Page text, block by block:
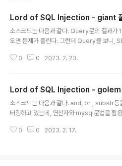
Lord of SQL Injection - giant
소스코드는 다음과 같다. Query문의 결과가
오면 문제가 풀린다. 그런데 Query를 보니,
아무 값을 집어넣지 않아도 1234를 결과값으
서 from과 prob_giant 사이에 문자열을 집어
다. 문제를 풀기 위해선 from과 prob_giant
을 집어넣어야 하는데, 필터가 대부분의 공백을
용할 수 있는 문자가 필터링 되어있다. 하지만
0 0 2023. 2. 23.
Lord of SQL Injection - golem
소스코드는 다음과 같다. and, or , substr등
터링하고 있는데, 연산자와 mysql문법을 활
mid로 우회하여 blind sqli 페이로드를 구성
0 0 2023. 2. 17.